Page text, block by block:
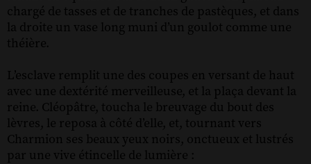
chargé de tasses et de tranches de pastèques, et dans
la droite un vase long muni d’un goulot comme une
théière.
L’esclave remplit une des coupes en versant de haut
avec une dextérité merveilleuse, et la plaça devant la
reine. Cléopâtre, toucha le breuvage du bout des
lèvres, le reposa à côté d’elle, et, tournant vers
Charmion ses beaux yeux noirs, onctueux et lustrés
par une vive étincelle de lumière :